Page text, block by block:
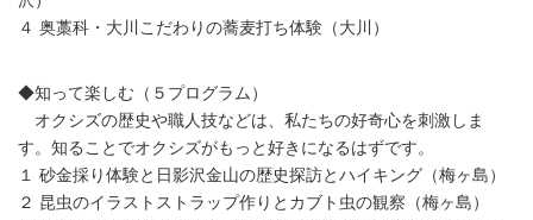
４ 奥藁科・大川こだわりの蕎麦打ち体験（大川）
◆知って楽しむ（５プログラム）
オクシズの歴史や職人技などは、私たちの好奇心を刺激しま
す。知ることでオクシズがもっと好きになるはずです。
１ 砂金採り体験と日影沢金山の歴史探訪とハイキング（梅ヶ島）
２ 昆虫のイラストストラップ作りとカブト虫の観察（梅ヶ島）